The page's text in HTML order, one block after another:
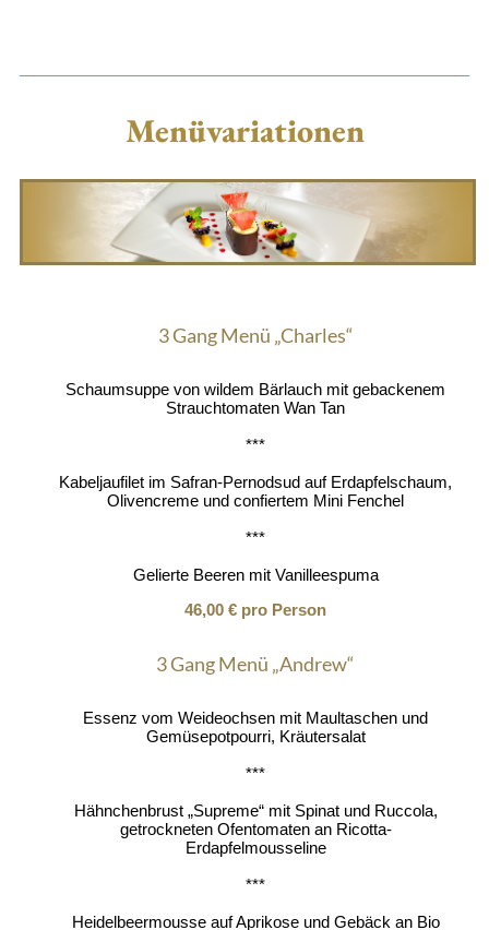
Menüvariationen
3 Gang Menü „Charles“
Schaumsuppe von wildem Bärlauch mit gebackenem
Strauchtomaten Wan Tan
***
Kabeljaufilet im Safran-Pernodsud auf Erdapfelschaum,
Olivencreme und confiertem Mini Fenchel
***
Gelierte Beeren mit Vanilleespuma
46,00 € pro Person
3 Gang Menü „Andrew“
Essenz vom Weideochsen mit Maultaschen und
Gemüsepotpourri, Kräutersalat
***
Hähnchenbrust „Supreme“ mit Spinat und Ruccola,
getrockneten Ofentomaten an Ricotta-
Erdapfelmousseline
***
Heidelbeermousse auf Aprikose und Gebäck an Bio